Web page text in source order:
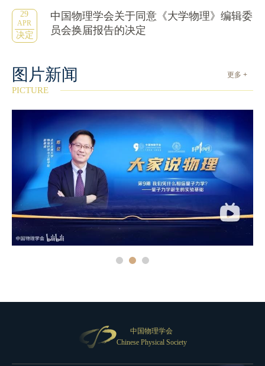
29
APR
决定
中国物理学会关于同意《大学物理》编辑委
员会换届报告的决定
更多 +
图片新闻
PICTURE
中国物理学会
Chinese Physical Society